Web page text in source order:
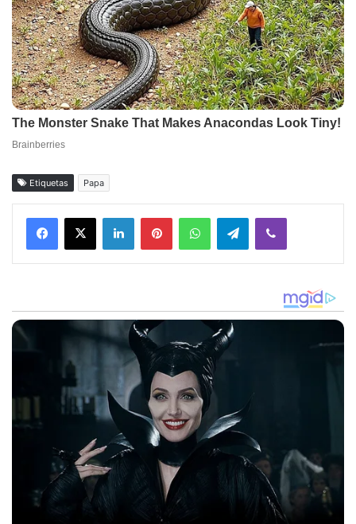
Etiquetas Papa
Facebook
X LinkedInPinterestWhatsAppTelegramViber